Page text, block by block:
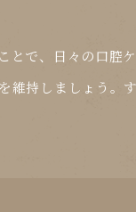
とで、日々の口腔
維持しましょう。